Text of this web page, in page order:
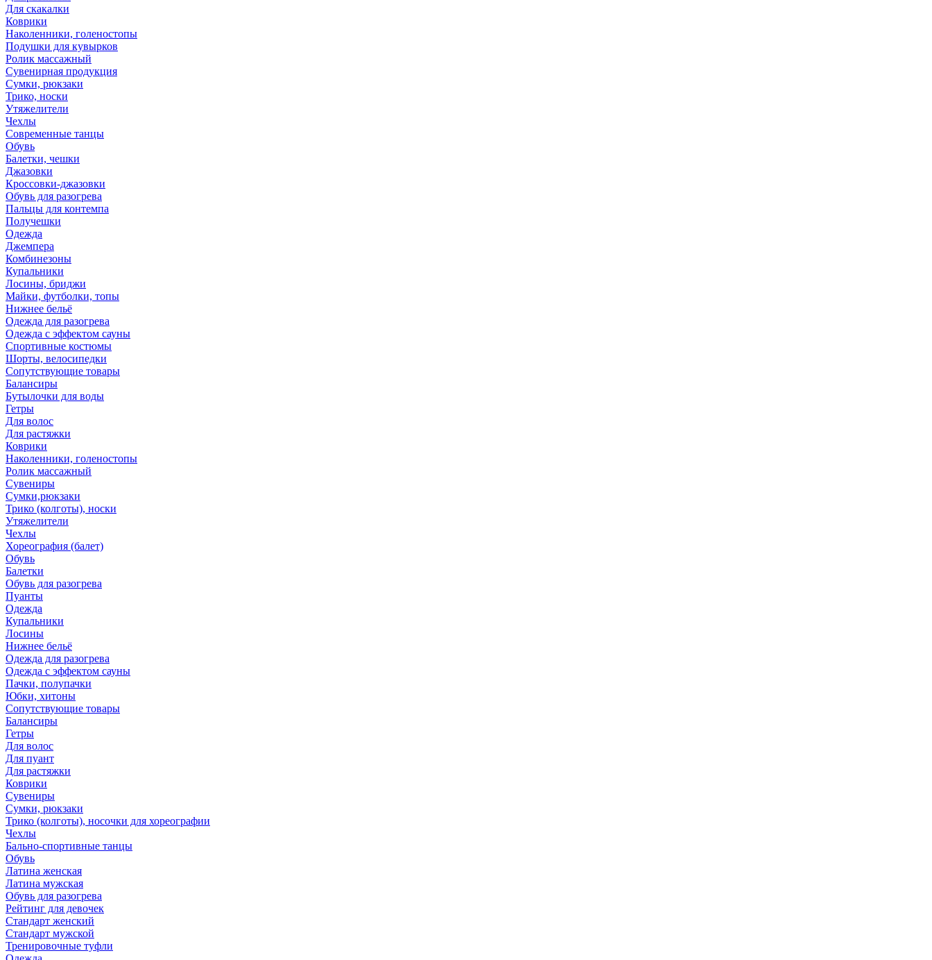
Для скакалки
Коврики
Наколенники, голеностопы
Подушки для кувырков
Ролик массажный
Сувенирная продукция
Сумки, рюкзаки
Трико, носки
Утяжелители
Чехлы
Современные танцы
Обувь
Балетки, чешки
Джазовки
Кроссовки-джазовки
Обувь для разогрева
Пальцы для контемпа
Получешки
Одежда
Джемпера
Комбинезоны
Купальники
Лосины, бриджи
Майки, футболки, топы
Нижнее бельё
Одежда для разогрева
Одежда с эффектом сауны
Спортивные костюмы
Шорты, велосипедки
Сопутствующие товары
Балансиры
Бутылочки для воды
Гетры
Для волос
Для растяжки
Коврики
Наколенники, голеностопы
Ролик массажный
Сувениры
Сумки,рюкзаки
Трико (колготы), носки
Утяжелители
Чехлы
Хореография (балет)
Обувь
Балетки
Обувь для разогрева
Пуанты
Одежда
Купальники
Лосины
Нижнее бельё
Одежда для разогрева
Одежда с эффектом сауны
Пачки, полупачки
Юбки, хитоны
Сопутствующие товары
Балансиры
Гетры
Для волос
Для пуант
Для растяжки
Коврики
Сувениры
Сумки, рюкзаки
Трико (колготы), носочки для хореографии
Чехлы
Бально-спортивные танцы
Обувь
Латина женская
Латина мужская
Обувь для разогрева
Рейтинг для девочек
Стандарт женский
Стандарт мужской
Тренировочные туфли